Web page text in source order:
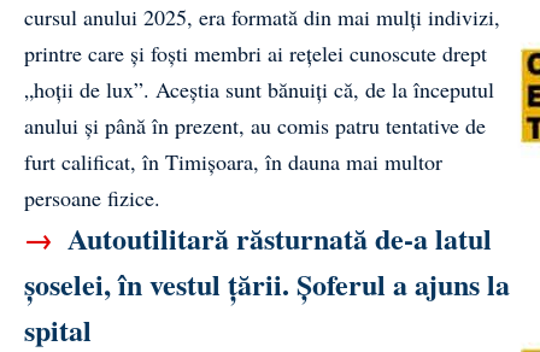
cursul anului 2025, era formată din mai mulți indivizi,
printre care și foști membri ai rețelei cunoscute drept
„hoții de lux”. Aceștia sunt bănuiți că, de la începutul
anului și până în prezent, au comis patru tentative de
furt calificat, în Timișoara, în dauna mai multor
persoane fizice.
→ Autoutilitară răsturnată de-a latul
șoselei, în vestul țării. Șoferul a ajuns la
spital